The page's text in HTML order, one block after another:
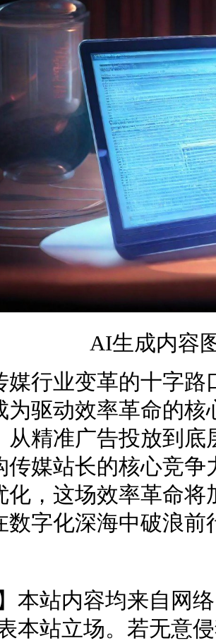
AI生成内容
业变革的十字路
为驱动效率革命的
从精准广告投放到
传媒站长的核心竞
化，这场效率革命
数字化深海中破浪前
】本站内容均来自网
本站立场。若无意